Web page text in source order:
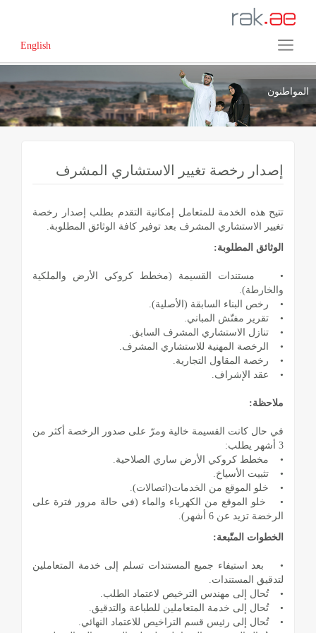
English
المواطنون
إصدار رخصة تغيير الاستشاري المشرف
تتيح هذه الخدمة للمتعامل إمكانية التقدم بطلب إصدار رخصة
تغيير الاستشاري المشرف بعد توفير كافة الوثائق المطلوبة.
الوثائق المطلوبة:
• مستندات القسيمة (مخطط كروكي الأرض والملكية
والخارطة).
• رخص البناء السابقة (الأصلية).
• تقرير مفتّش المباني.
• تنازل الاستشاري المشرف السابق.
• الرخصة المهنية للاستشاري المشرف.
• رخصة المقاول التجارية.
• عقد الإشراف.
ملاحظة:
في حال كانت القسيمة خالية ومرّ على صدور الرخصة أكثر من
3 أشهر يطلب:
• مخطط كروكي الأرض ساري الصلاحية.
• تثبيت الأسياخ.
• خلو الموقع من الخدمات(اتصالات).
• خلو الموقع من الكهرباء والماء (في حالة مرور فترة على
الرخضة تزيد عن 6 أشهر).
الخطوات المتّبعة:
• بعد استيفاء جميع المستندات تسلم إلى خدمة المتعاملين
لتدقيق المستندات.
• تُحال إلى مهندس الترخيص لاعتماد الطلب.
• تُحال إلى خدمة المتعاملين للطباعة والتدقيق.
• تُحال إلى رئيس قسم التراخيص للاعتماد النهائي.